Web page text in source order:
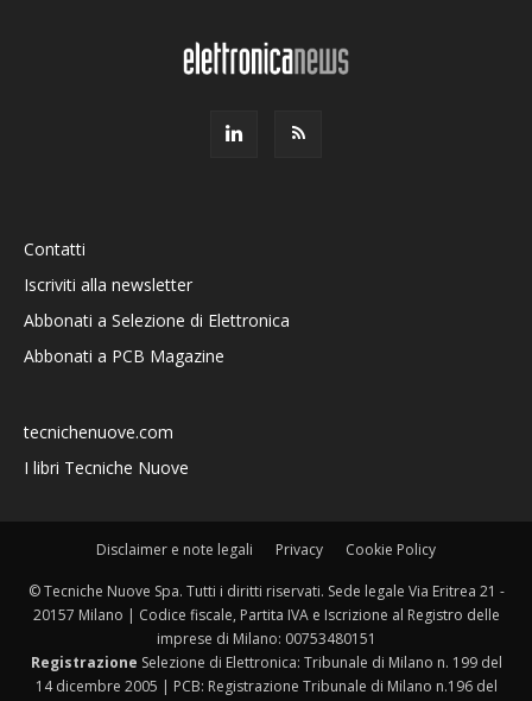
Contatti
Iscriviti alla newsletter
Abbonati a Selezione di Elettronica
Abbonati a PCB Magazine
tecnichenuove.com
I libri Tecniche Nuove
Disclaimer e note legali Privacy Cookie Policy
© Tecniche Nuove Spa. Tutti i diritti riservati. Sede legale Via Eritrea 21 -
20157 Milano | Codice fiscale, Partita IVA e Iscrizione al Registro delle
imprese di Milano: 00753480151
Registrazione Selezione di Elettronica: Tribunale di Milano n. 199 del
14 dicembre 2005 | PCB: Registrazione Tribunale di Milano n.196 del